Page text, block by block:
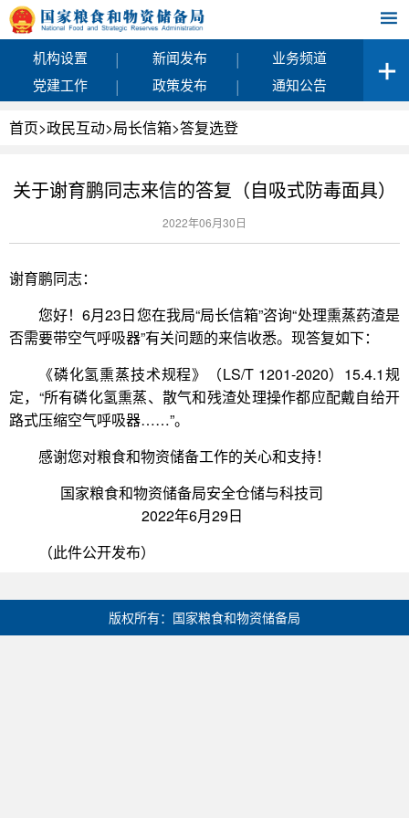
机构设置 | 新闻发布 |
业务频道
党建工作
| 政策发布 | 通知公告
首页>政民互动>局长信箱>答复选登
关于谢育鹏同志来信的答复（自吸式防毒面具）
2022年06月30日
谢育鹏同志：
您好！6月23日您在我局“局长信箱”咨询“处理熏蒸药渣是
否需要带空气呼吸器”有关问题的来信收悉。现答复如下：
《磷化氢熏蒸技术规程》（LS/T 1201-2020）15.4.1规
定，“所有磷化氢熏蒸、散气和残渣处理操作都应配戴自给开
路式压缩空气呼吸器……”。
感谢您对粮食和物资储备工作的关心和支持！
国家粮食和物资储备局安全仓储与科技司
2022年6月29日
（此件公开发布）
版权所有：国家粮食和物资储备局